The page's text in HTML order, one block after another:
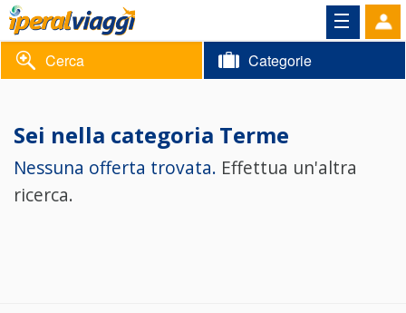
Volantino
Area
riservata
Informazioni
Contatti
Cerca Categorie
Sei nella categoria Terme
Nessuna offerta trovata. Effettua un'altra
ricerca.